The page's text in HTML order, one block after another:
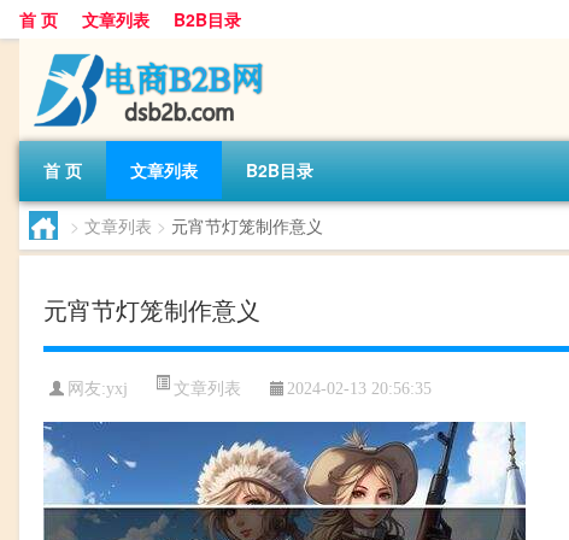
首 页 文章列表 B2B目录
首 页 文章列表 B2B目录
> 文章列表 > 元宵节灯笼制作意义
元宵节灯笼制作意义
网友:yxj 文章列表 2024-02-13 20:56:35